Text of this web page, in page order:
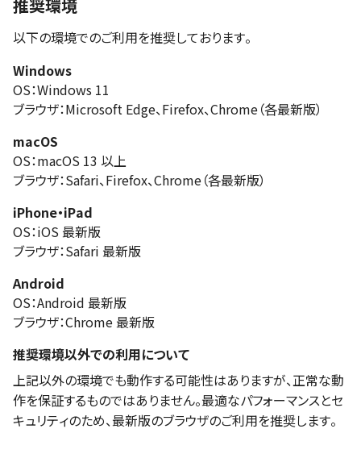
推奨環境
以下の環境でのご利用を推奨しております。
Windows
OS：Windows 11
ブラウザ：Microsoft Edge、Firefox、Chrome（各最新版）
macOS
OS：macOS 13 以上
ブラウザ：Safari、Firefox、Chrome（各最新版）
iPhone・iPad
OS：iOS 最新版
ブラウザ：Safari 最新版
Android
OS：Android 最新版
ブラウザ：Chrome 最新版
推奨環境以外での利用について
上記以外の環境でも動作する可能性はありますが、正常な動
作を保証するものではありません。最適なパフォーマンスとセ
キュリティのため、最新版のブラウザのご利用を推奨します。